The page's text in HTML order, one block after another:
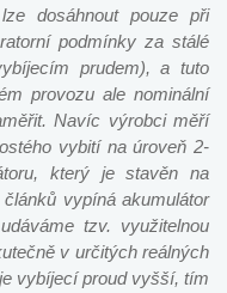
dosáhnout pouze při
podmínky za stálé
prudem), a tuto
provozu ale nominální
Navíc výrobci měří
vybití na úroveň 2-
který je stavěn na
vypíná akumulátor
tzv. využitelnou
v určitých reálných
vybíjecí proud vyšší, tím